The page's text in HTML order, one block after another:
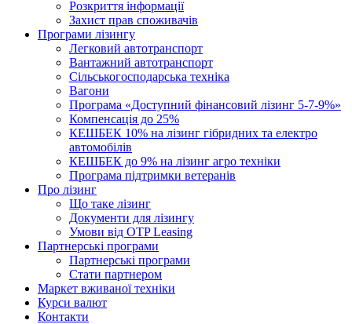
Розкриття інформації
Захист прав споживачів
Програми лізингу
Легковий автотранспорт
Вантажний автотранспорт
Cільськогосподарська техніка
Вагони
Програма «Доступний фінансовий лізинг 5-7-9%»
Компенсація до 25%
КЕШБЕК 10% на лізинг гібридних та електро
автомобілів
КЕШБЕК до 9% на лізинг агро техніки
Програма підтримки ветеранів
Про лізинг
Що таке лізинг
Документи для лізингу
Умови від OTP Leasing
Партнерські програми
Партнерські програми
Стати партнером
Маркет вживаної техніки
Курси валют
Контакти